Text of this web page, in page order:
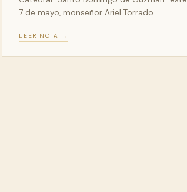
7 de mayo, monseñor Ariel Torrado…
LEER NOTA →